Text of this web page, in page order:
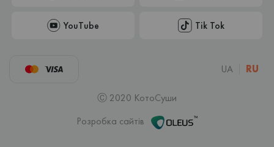
YouTube Tik Tok
UA RU
Ⓒ 2020 КотоСуши
Розробка сайтів